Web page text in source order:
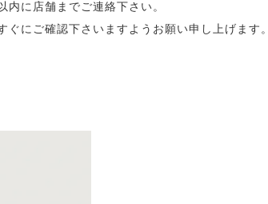
に店舗までご連絡下さい。
にご確認下さいますようお願い申し上げます。